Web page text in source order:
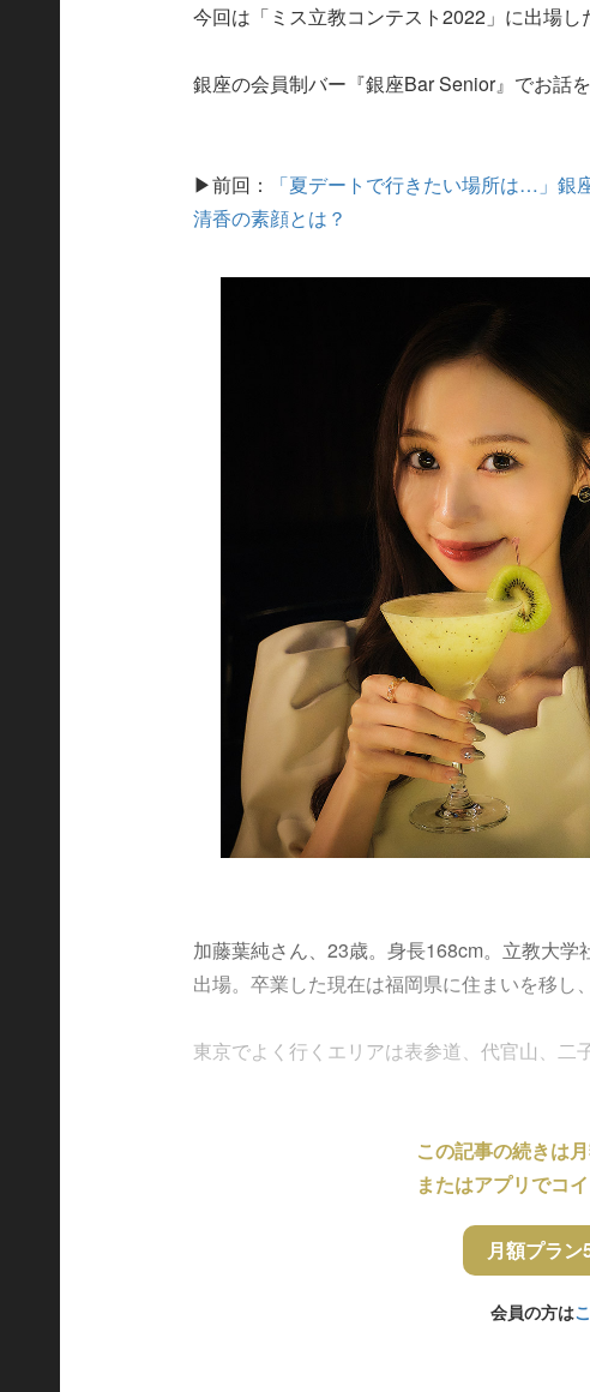
今回は「ミス立教コンテスト2022」に出場し
銀座の会員制バー『銀座Bar Senior』でお話
▶前回：
「夏デートで行きたい場所は…」銀
清香の素顔とは？
加藤葉純さん、23歳。身長168cm。立教大
出場。卒業した現在は福岡県に住まいを移し
東京でよく行くエリアは表参道、代官山、二
この記事の続きは
またはアプリでコ
月額プラ
会員の方は